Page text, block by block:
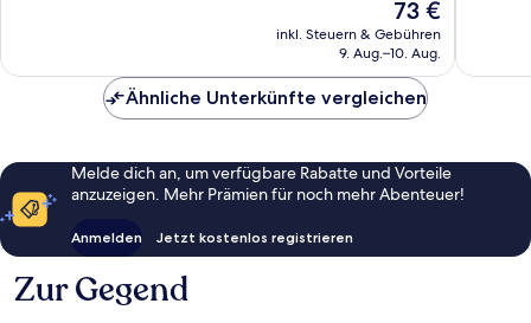
Der
Preis
beträgt
73 €
inkl. Steuern & Gebühren
9. Aug.–10. Aug.
Ähnliche Unterkünfte vergleichen
Melde dich an, um verfügbare Rabatte und Vorteile
anzuzeigen. Mehr Prämien für noch mehr Abenteuer!
Anmelden Jetzt kostenlos registrieren
Zur Gegend